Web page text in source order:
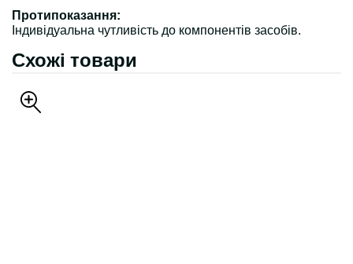
Протипоказання:
Індивідуальна чутливість до компонентів засобів.
Схожі товари